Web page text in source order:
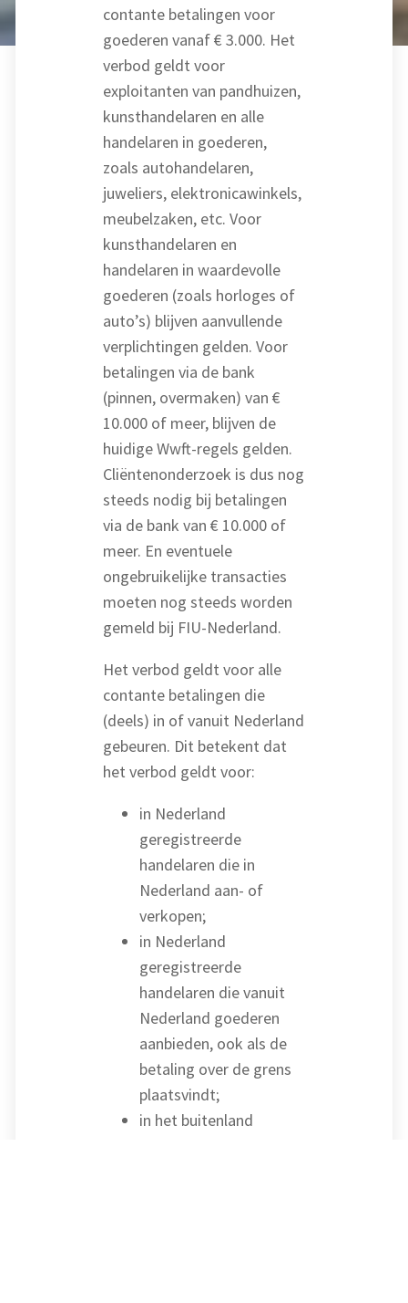
contante betalingen voor
goederen vanaf € 3.000. Het
verbod geldt voor
exploitanten van pandhuizen,
kunsthandelaren en alle
handelaren in goederen,
zoals autohandelaren,
juweliers, elektronicawinkels,
meubelzaken, etc. Voor
kunsthandelaren en
handelaren in waardevolle
goederen (zoals horloges of
auto’s) blijven aanvullende
verplichtingen gelden. Voor
betalingen via de bank
(pinnen, overmaken) van €
10.000 of meer, blijven de
huidige Wwft-regels gelden.
Cliëntenonderzoek is dus nog
steeds nodig bij betalingen
via de bank van € 10.000 of
meer. En eventuele
ongebruikelijke transacties
moeten nog steeds worden
gemeld bij FIU-Nederland.
Het verbod geldt voor alle
contante betalingen die
(deels) in of vanuit Nederland
gebeuren. Dit betekent dat
het verbod geldt voor:
in Nederland
geregistreerde
handelaren die in
Nederland aan- of
verkopen;
in Nederland
geregistreerde
handelaren die vanuit
Nederland goederen
aanbieden, ook als de
betaling over de grens
plaatsvindt;
in het buitenland